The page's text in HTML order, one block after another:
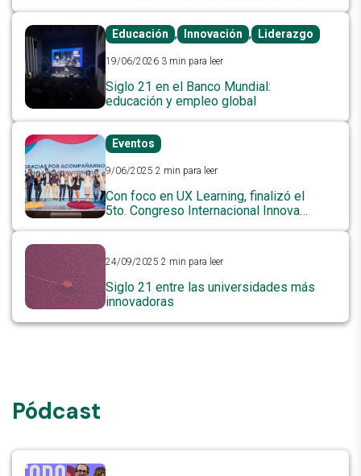
Educación , Innovación , Liderazgo
19/06/2026 3 min para leer
Siglo 21 en el Banco Mundial:
educación y empleo global
Eventos
9/06/2025 2 min para leer
Con foco en UX Learning, finalizó el
5to. Congreso Internacional Innova
24/09/2025 2 min para leer
Siglo 21 entre las universidades más
innovadoras
Pódcast